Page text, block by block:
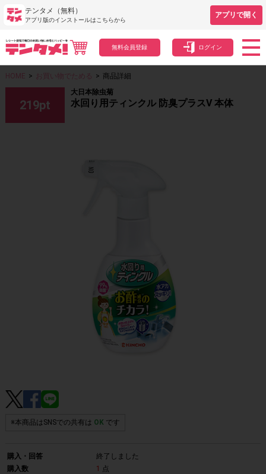
テンタメ（無料）
アプリ版のインストールはこちらから
アプリで開く
無料会員登録 ログイン
HOME > お買い物でためる > 商品詳細
219pt
大日本除虫菊
水回り用ティンクル 防臭プラスV 本体
※本商品はSNSでの共有は OKです
購入・回答
終了しました
購入数
1
点